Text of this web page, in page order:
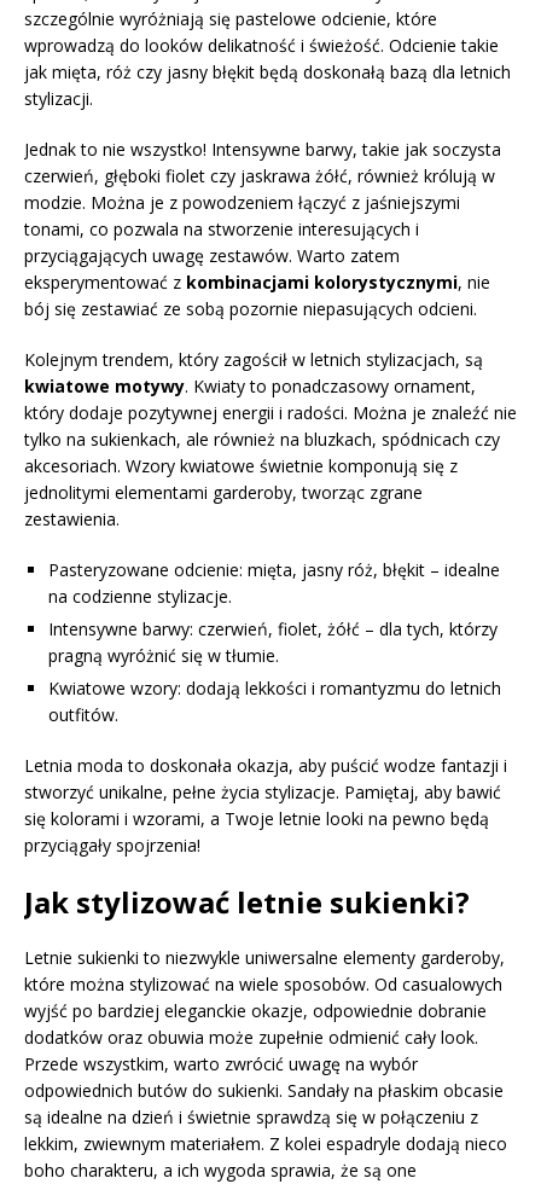
szczególnie wyróżniają się pastelowe odcienie, które
wprowadzą do looków delikatność i świeżość. Odcienie takie
jak mięta, róż czy jasny błękit będą doskonałą bazą dla letnich
stylizacji.
Jednak to nie wszystko! Intensywne barwy, takie jak soczysta
czerwień, głęboki fiolet czy jaskrawa żółć, również królują w
modzie. Można je z powodzeniem łączyć z jaśniejszymi
tonami, co pozwala na stworzenie interesujących i
przyciągających uwagę zestawów. Warto zatem
eksperymentować z kombinacjami kolorystycznymi, nie
bój się zestawiać ze sobą pozornie niepasujących odcieni.
Kolejnym trendem, który zagościł w letnich stylizacjach, są
kwiatowe motywy. Kwiaty to ponadczasowy ornament,
który dodaje pozytywnej energii i radości. Można je znaleźć nie
tylko na sukienkach, ale również na bluzkach, spódnicach czy
akcesoriach. Wzory kwiatowe świetnie komponują się z
jednolitymi elementami garderoby, tworząc zgrane
zestawienia.
Pasteryzowane odcienie: mięta, jasny róż, błękit – idealne
na codzienne stylizacje.
Intensywne barwy: czerwień, fiolet, żółć – dla tych, którzy
pragną wyróżnić się w tłumie.
Kwiatowe wzory: dodają lekkości i romantyzmu do letnich
outfitów.
Letnia moda to doskonała okazja, aby puścić wodze fantazji i
stworzyć unikalne, pełne życia stylizacje. Pamiętaj, aby bawić
się kolorami i wzorami, a Twoje letnie looki na pewno będą
przyciągały spojrzenia!
Jak stylizować letnie sukienki?
Letnie sukienki to niezwykle uniwersalne elementy garderoby,
które można stylizować na wiele sposobów. Od casualowych
wyjść po bardziej eleganckie okazje, odpowiednie dobranie
dodatków oraz obuwia może zupełnie odmienić cały look.
Przede wszystkim, warto zwrócić uwagę na wybór
odpowiednich butów do sukienki. Sandały na płaskim obcasie
są idealne na dzień i świetnie sprawdzą się w połączeniu z
lekkim, zwiewnym materiałem. Z kolei espadryle dodają nieco
boho charakteru, a ich wygoda sprawia, że są one